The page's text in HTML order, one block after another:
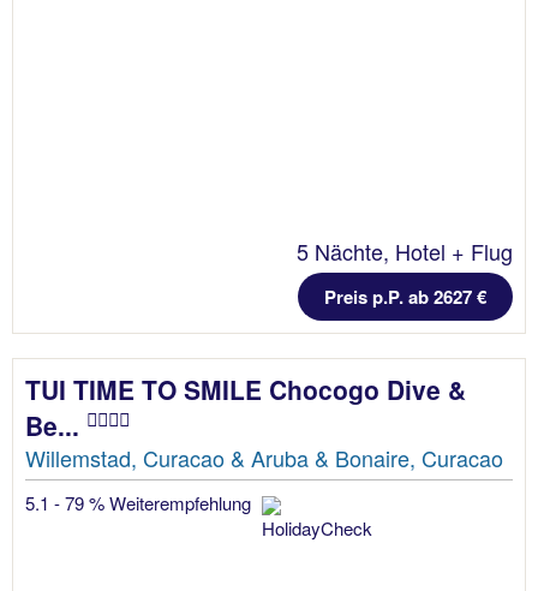
5 Nächte, Hotel + Flug
Preis p.P. ab 2627 €
TUI TIME TO SMILE Chocogo Dive &
Be...
Willemstad, Curacao & Aruba & Bonaire, Curacao
5.1 - 79 % Weiterempfehlung